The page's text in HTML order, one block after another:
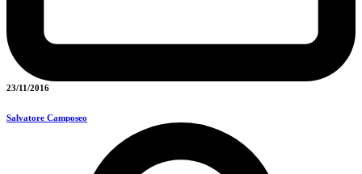
23/11/2016
Salvatore Camposeo